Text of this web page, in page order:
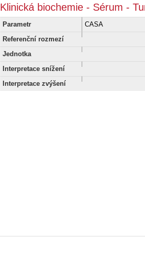
Klinická biochemie - Sérum -
Parametr
CASA
Referenční rozmezí
Jednotka
Interpretace snížení
Interpretace zvýšení